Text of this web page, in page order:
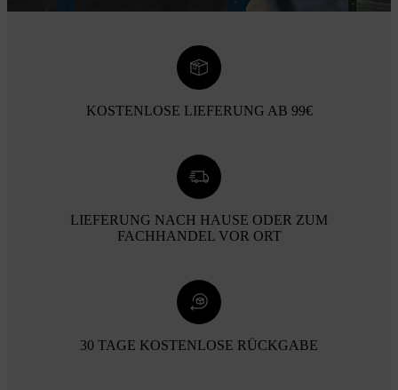
KOSTENLOSE LIEFERUNG AB 99€
LIEFERUNG NACH HAUSE ODER ZUM
FACHHANDEL VOR ORT
30 TAGE KOSTENLOSE RÜCKGABE